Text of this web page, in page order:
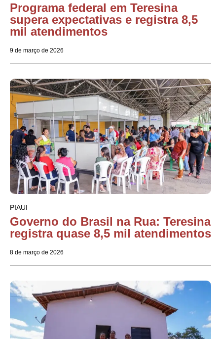
Programa federal em Teresina
supera expectativas e registra 8,5
mil atendimentos
9 de março de 2026
PIAUI
Governo do Brasil na Rua: Teresina
registra quase 8,5 mil atendimentos
8 de março de 2026